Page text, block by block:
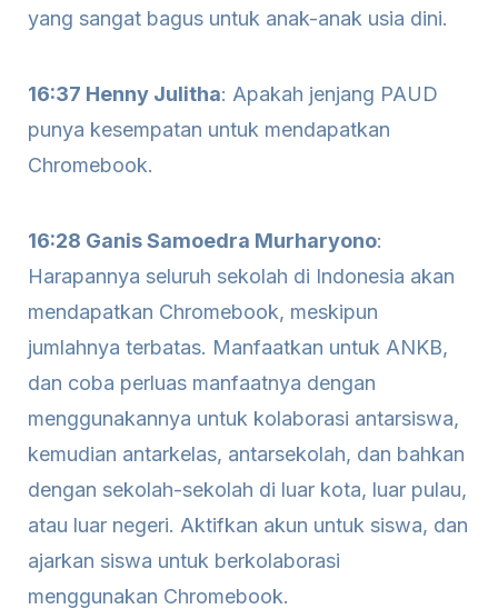
yang sangat bagus untuk anak-anak usia dini.
16:37 Henny Julitha: Apakah jenjang PAUD
punya kesempatan untuk mendapatkan
Chromebook.
16:28 Ganis Samoedra Murharyono:
Harapannya seluruh sekolah di Indonesia akan
mendapatkan Chromebook, meskipun
jumlahnya terbatas. Manfaatkan untuk ANKB,
dan coba perluas manfaatnya dengan
menggunakannya untuk kolaborasi antarsiswa,
kemudian antarkelas, antarsekolah, dan bahkan
dengan sekolah-sekolah di luar kota, luar pulau,
atau luar negeri. Aktifkan akun untuk siswa, dan
ajarkan siswa untuk berkolaborasi
menggunakan Chromebook.